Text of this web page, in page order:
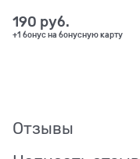
190 руб.
+1 бонус на бонусную карту
Отзывы